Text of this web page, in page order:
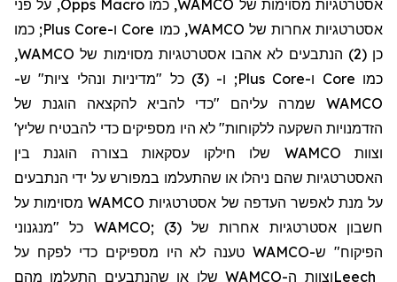
אסטרטגיות מסוימות של WAMCO, כמו Macro
Opps, על פני
אסטרטגיות אחרות של WAMCO, כמו
Core ו-Core
Plus
; כמו
כן (2)
הנתבעים לא אהבו אסטרטגיות מסוימות של WAMCO,
כמו Core ו-Core
Plus
; ו-
(3) כל "מדיניות ונהלי ציות" ש-
WAMCO שמרה עליהם "כדי להביא להקצאה הוגנת של
הזדמנויות השקעה ללקוחות" לא היו מספיקים כדי להבטיח שליץ'
וצוות WAMCO שלו חילקו עסקאות בצורה הוגנת בין
האסטרטגיות שהם ניהלו או שהתעלמו במפורש על ידי הנתבעים
על מנת לאפשר העדפה של אסטרטגיות WAMCO מסוימות על
חשבון אסטרטגיות אחרות של WAMCO; (3) כל "מנגנוני
הפיקוח" ש-WAMCO טענה לא היו מספיקים כדי לפקח על
Leech
וצוות ה-WAMCO שלו או שהנתבעים התעלמו מהם